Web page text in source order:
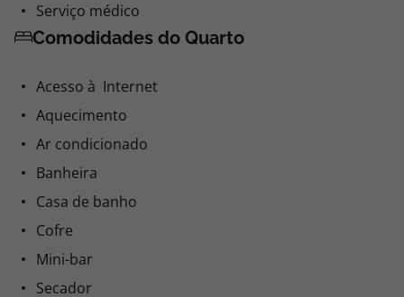
Serviço médico
Comodidades do Quarto
Acesso à Internet
Aquecimento
Ar condicionado
Banheira
Casa de banho
Cofre
Mini-bar
Secador